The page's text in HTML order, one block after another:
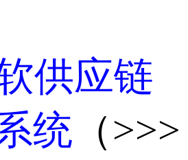
供应链
统 （>>>